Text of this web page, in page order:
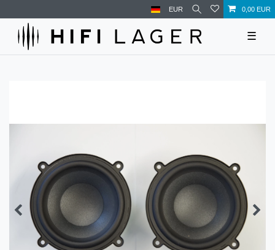
EUR 0,00 EUR
☰